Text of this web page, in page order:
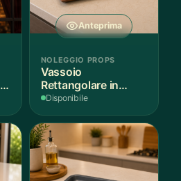
Anteprima
NOLEGGIO PROPS
Vassoio
Rettangolare in
Legno Scuro
Disponibile